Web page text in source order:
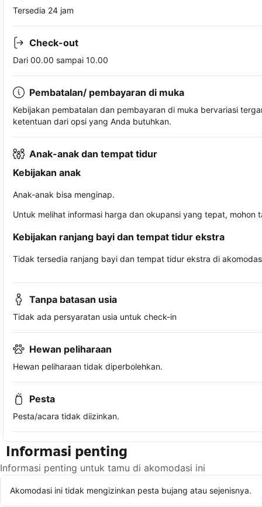
Tersedia 24 jam
Check-out
Dari 00.00 sampai 10.00
Pembatalan/ pembayaran di muka
Kebijakan pembatalan dan pembayaran di muka bervariasi
ketentuan dari opsi yang Anda butuhkan.
Anak-anak dan tempat tidur
Kebijakan anak
Anak-anak bisa menginap.
Untuk melihat informasi harga dan okupansi yang tepat,
Kebijakan ranjang bayi dan tempat tidur ekstra
Tidak tersedia ranjang bayi dan tempat tidur ekstra di
Tanpa batasan usia
Tidak ada persyaratan usia untuk check-in
Hewan peliharaan
Hewan peliharaan tidak diperbolehkan.
Pesta
Pesta/acara tidak diizinkan.
Informasi penting
Informasi penting untuk tamu di akomodasi ini
Akomodasi ini tidak mengizinkan pesta bujang atau sejenisnya.